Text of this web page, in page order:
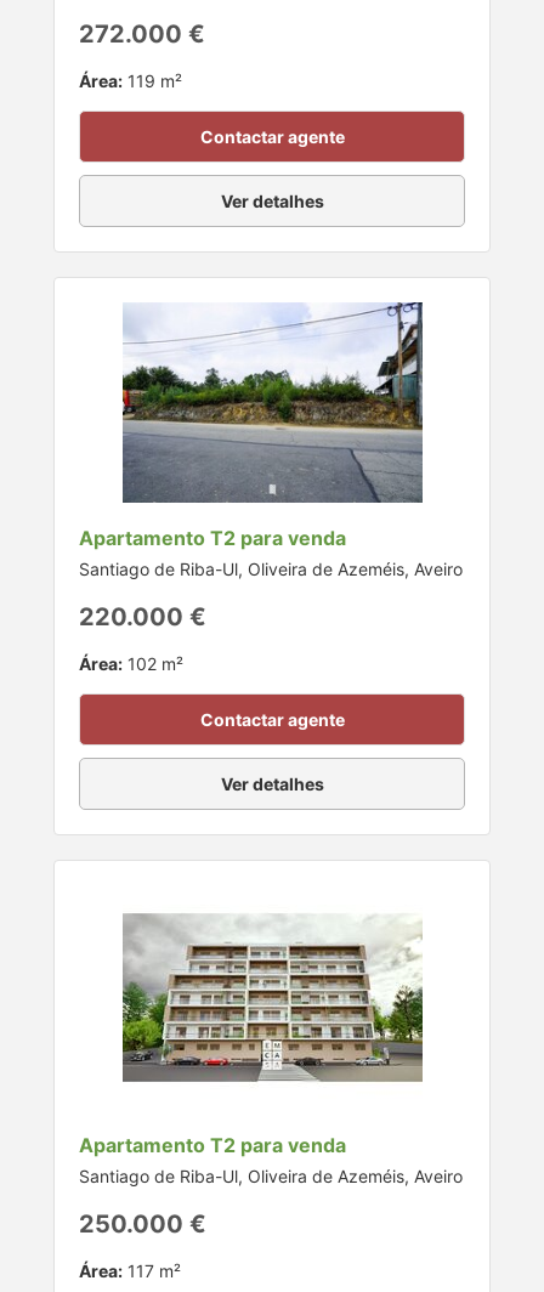
272.000 €
Área: 119 m²
Contactar agente
Ver detalhes
Apartamento T2 para venda
Santiago de Riba-Ul, Oliveira de Azeméis, Aveiro
220.000 €
Área: 102 m²
Contactar agente
Ver detalhes
Apartamento T2 para venda
Santiago de Riba-Ul, Oliveira de Azeméis, Aveiro
250.000 €
Área: 117 m²